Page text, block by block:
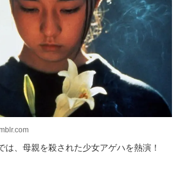
は、母親を殺された少女アゲハを熱演！